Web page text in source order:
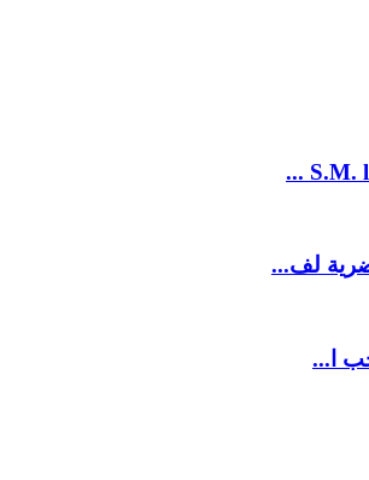
S.M.
لف...
ا...